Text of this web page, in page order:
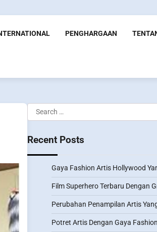
PENGHARGAAN
Search
for:
Recent Posts
Gaya Fashion Artis Hollywood
Film Superhero Terbaru Dengan
Perubahan Penampilan Artis
Potret Artis Dengan Gaya